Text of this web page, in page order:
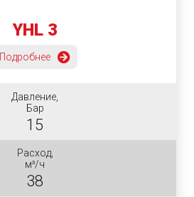
YHL 3
Подробнее
Давление,
Бар
15
Расход,
м³/ч
38